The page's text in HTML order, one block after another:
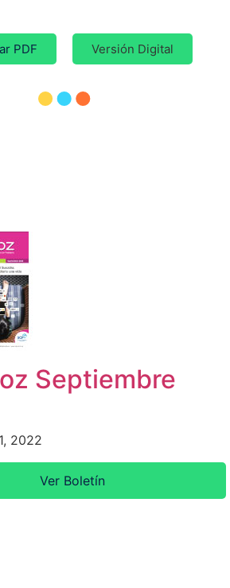
PDF Versión Digital
Septiembre
2022
Ver Boletín